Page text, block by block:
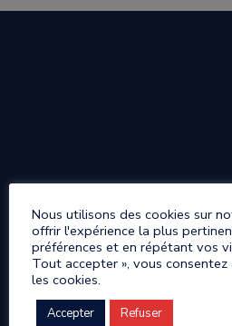
Nous utilisons des cookies sur
offrir l'expérience la plus
préférences et en répétant vos
Tout accepter », vous
les cookies.
Accepter Refuser